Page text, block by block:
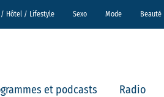
/ Hôtel / Lifestyle Sexo Mode Beauté
et podcasts Radio